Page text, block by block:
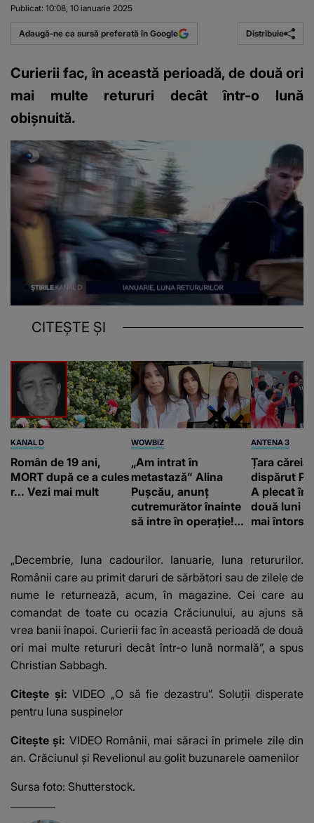
Publicat: 10:08, 10 ianuarie 2025
Adaugă-ne ca sursă preferată în Google Distribuie
Curierii fac, în această perioadă, de două ori
mai multe retururi decât într-o lună
obișnuită.
CITEȘTE ȘI
KANAL D
Român de 19 ani,
MORT după ce a cules
r... Vezi mai mult
WOWBIZ
„Am intrat în
metastază” Alina
Pușcău, anunț
cutremurător înainte
să intre în operație!
fanilor
ANTENA 3
Țara căreia
dispărut
A plecat în
două luni
mai întors
„Decembrie, luna cadourilor. Ianuarie, luna retururilor.
Românii care au primit daruri de sărbători sau de zilele de
nume le returnează, acum, în magazine. Cei care au
comandat de toate cu ocazia Crăciunului, au ajuns să
vrea banii înapoi. Curierii fac în această perioadă de două
ori mai multe retururi decât într-o lună normală”, a spus
Christian Sabbagh.
Citește și:VIDEO „O să fie dezastru”. Soluții disperate
pentru luna suspinelor
Citește și: VIDEO Românii, mai săraci în primele zile din
an. Crăciunul și Revelionul au golit buzunarele oamenilor
Sursa foto: Shutterstock.